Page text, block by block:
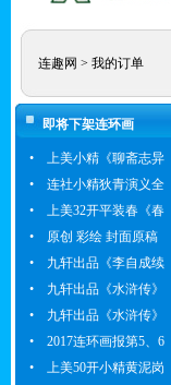
连趣网 > 我的订单
即将下架连环画
• 上美小精《聊斋志异
•
连社小精狄青演义全
•
上美32开平装春《春
•
原创 彩绘 封面原稿
•
九轩出品《李自成续
•
九轩出品《水浒传》
•
九轩出品《水浒传》
•
2017连环画报第5、6
•
上美50开小精黄泥岗